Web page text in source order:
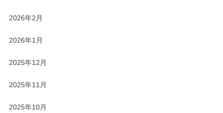
2026年2月
2026年1月
2025年12月
2025年11月
2025年10月